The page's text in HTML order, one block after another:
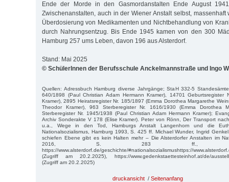
Ende der Morde in den Gasmordanstalten Ende August
Zwischenanstalten, auch in der Wiener Anstalt selbst, massenhaft
Überdosierung von Medikamenten und Nichtbehandlung von
durch Nahrungsentzug. Bis Ende 1945 kamen von den 300
Hamburg 257 ums Leben, davon 196 aus Alsterdorf.
Stand: Mai 2025
© SchülerInnen der Berufsschule Anckelmannstraße und Ingo
Quellen: Adressbuch Hamburg diverse Jahrgänge; StaH 332-5
640/1898 (Paul Christian Adam Hermann Kramer), 14701 Geburtsregister
Kramer), 2895 Heiratsregister Nr. 185/1897 (Emma Dorothea Margarethe
Theodor Kramer), 963 Sterberegister Nr. 1616/1930 (Emma Dorothea
Sterberegister Nr. 1945/1938 (Paul Christian Adam Hermann Kramer);
Archiv Sonderakte V 178 (Elise Kramer). Peter von Rönn, Der Transport
u.a., Wege in den Tod, Hamburgs Anstalt Langenhorn und die
Nationalsozialismus, Hamburg 1993, S. 425 ff. Michael Wunder, Ingrid
schiefen Ebene gibt es kein Halten mehr – Die Alsterdorfer Anstalten im
2016, S. 283 ff.,
https://www.alsterdorf.de/geschichte/#nationalsozialismushttps://
(Zugriff am 20.2.2025), https://www.gedenkstaettesteinhof.at/de/
(Zugriff am 20.2.2025)
druckansicht / Seitenanfang